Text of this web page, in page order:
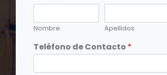
Nombre Apellidos
Teléfono de Contacto *